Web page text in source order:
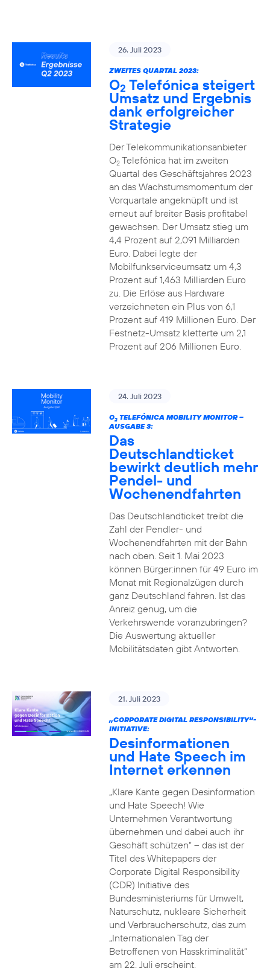
26. Juli 2023
ZWEITES QUARTAL 2023:
O2 Telefónica steigert
Umsatz und Ergebnis
dank erfolgreicher
Strategie
Der Telekommunikationsanbieter
O2Telefónica hat im zweiten
Quartal des Geschäftsjahres 2023
an das Wachstumsmomentum der
Vorquartale angeknüpft und ist
erneut auf breiter Basis profitabel
gewachsen. Der Umsatz stieg um
4,4 Prozent auf 2,091 Milliarden
Euro. Dabei legte der
Mobilfunkserviceumsatz um 4,3
Prozent auf 1,463 Milliarden Euro
zu. Die Erlöse aus Hardware
verzeichneten ein Plus von 6,1
Prozent auf 419 Millionen Euro. Der
Festnetz-Umsatz kletterte um 2,1
Prozent auf 206 Millionen Euro.
24. Juli 2023
O2TELEFÓNICA MOBILITY MONITOR –
AUSGABE 3:
Das
Deutschlandticket
bewirkt deutlich mehr
Pendel- und
Wochenendfahrten
Das Deutschlandticket treibt die
Zahl der Pendler- und
Wochenendfahrten mit der Bahn
nach oben. Seit 1. Mai 2023
können Bürger:innen für 49 Euro im
Monat mit Regionalzügen durch
ganz Deutschland fahren. Ist das
Anreiz genug, um die
Verkehrswende voranzubringen?
Die Auswertung aktueller
Mobilitätsdaten gibt Antworten.
21. Juli 2023
„CORPORATE DIGITAL RESPONSIBILITY“-
INITIATIVE:
Desinformationen
und Hate Speech im
Internet erkennen
„Klare Kante gegen Desinformation
und Hate Speech! Wie
Unternehmen Verantwortung
übernehmen und dabei auch ihr
Geschäft schützen“ – das ist der
Titel des Whitepapers der
Corporate Digital Responsibility
(CDR) Initiative des
Bundesministeriums für Umwelt,
Naturschutz, nukleare Sicherheit
und Verbraucherschutz, das zum
„Internationalen Tag der
Betroffenen von Hasskriminalität“
am 22. Juli erscheint.